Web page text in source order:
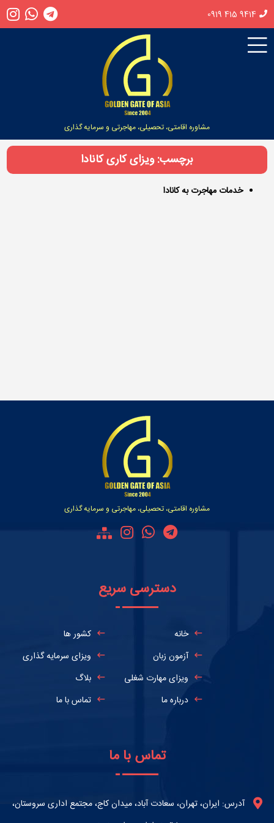
0919 415 9414
مشاوره اقامتی، تحصیلی، مهاجرتی و سرمایه گذاری
برچسب: ویزای کاری کانادا
خدمات مهاجرت به کانادا
مشاوره اقامتی، تحصیلی، مهاجرتی و سرمایه گذاری
دسترسی سریع
خانه
کشور ها
آزمون زبان
ویزای سرمایه گذاری
ویزای مهارت شغلی
بلاگ
درباره ما
تماس با ما
تماس با ما
آدرس: ایران، تهران، سعادت آباد، میدان کاج، مجتمع اداری سروستان،